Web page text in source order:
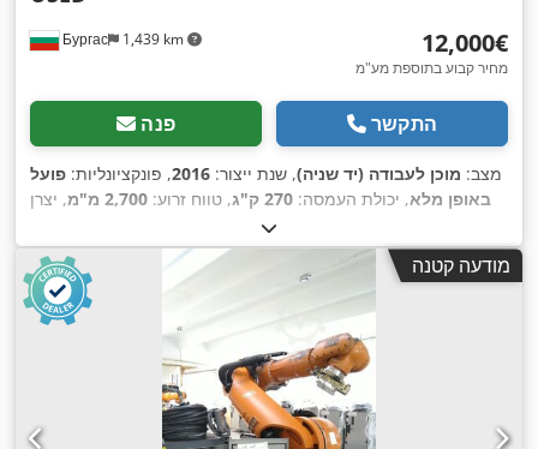
Бургас 1,439 km ‏12,000 ‏€
מחיר קבוע בתוספת מע"מ
פנה התקשר
מצב: מוכן לעבודה (יד שניה), שנת ייצור: 2016, פונקציונליות: פועל
באופן מלא, יכולת העמסה: 270 ק"ג , טווח זרוע: 2,700 מ"מ
, יצרן
מודעה קטנה